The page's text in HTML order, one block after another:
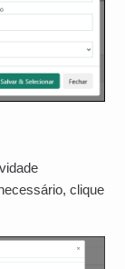
clique